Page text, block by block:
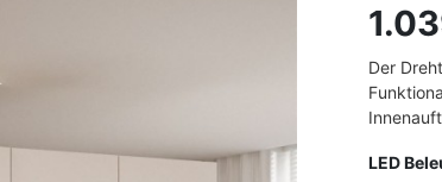
Der
LED